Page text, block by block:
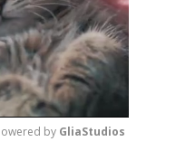
by GliaStudios